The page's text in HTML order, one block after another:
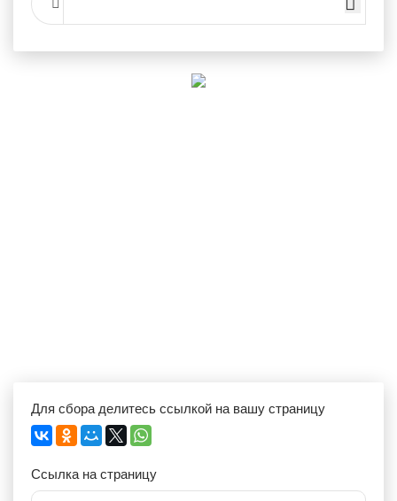
Для сбора делитесь ссылкой на вашу страницу
Ссылка на страницу